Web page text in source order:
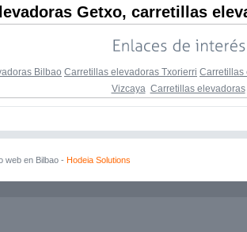
Getxo, carretillas
Bilbao Carretillas elevadoras Txorierri Carretillas
Vizcaya Carretillas elevadoras
web en Bilbao - Hodeia Solutions